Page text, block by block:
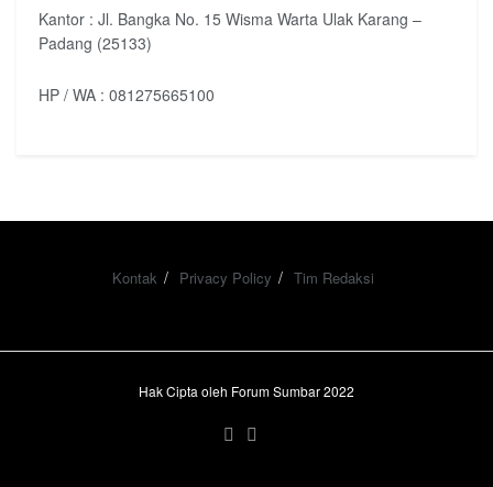
Kantor : Jl. Bangka No. 15 Wisma Warta Ulak Karang –
Padang (25133)
HP / WA : 081275665100
Kontak Privacy Policy Tim Redaksi
Hak Cipta oleh Forum Sumbar 2022